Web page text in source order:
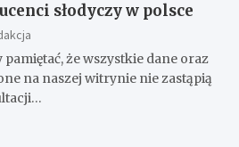
słodyczy w polsce
że wszystkie dane oraz
na naszej witrynie nie zastąpią